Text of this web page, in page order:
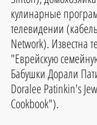
кулинарные
телевидении
Network). Известна
"Еврейскую
Бабушки Дорали
Doralee Patinkin's
Cookbook").